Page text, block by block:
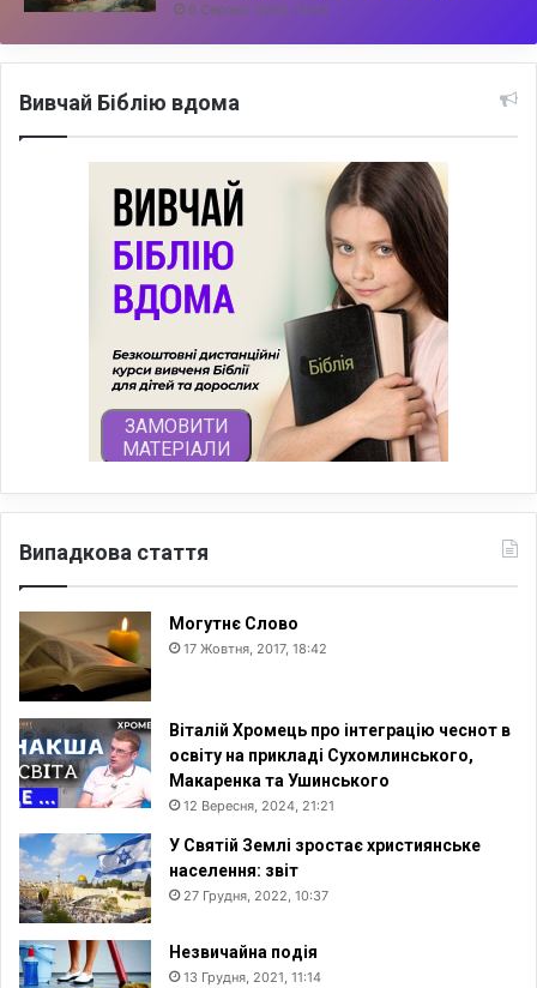
6 Серпня, 2026, 13:42
Вивчай Біблію вдома
Випадкова стаття
Могутнє Слово
17 Жовтня, 2017, 18:42
Віталій Хромець про інтеграцію чеснот в
освіту на прикладі Сухомлинського,
Макаренка та Ушинського
12 Вересня, 2024, 21:21
У Святій Землі зростає християнське
населення: звіт
27 Грудня, 2022, 10:37
Незвичайна подія
13 Грудня, 2021, 11:14